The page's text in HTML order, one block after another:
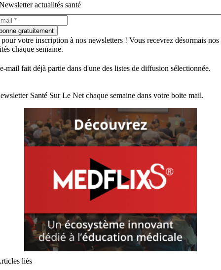
actualités santé
gratuitement
votre inscription à nos newsletters ! Vous recevrez désormais nos
chaque semaine.
mail fait déjà partie dans d'une des listes de diffusion sélectionnée.
Santé Sur Le Net chaque semaine dans votre boite mail.
liés